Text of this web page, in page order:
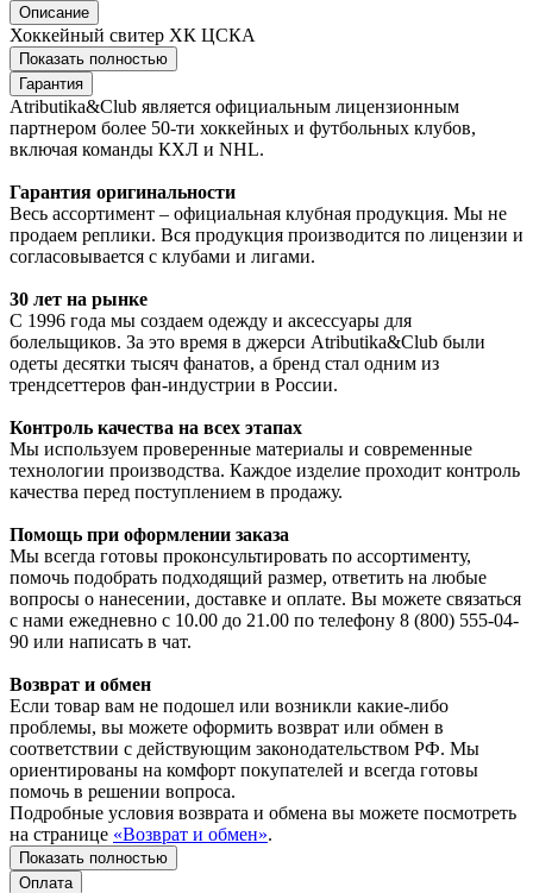
Описание
Хоккейный свитер ХК ЦСКА
Показать полностью
Гарантия
Atributika&Club является официальным лицензионным
партнером более 50-ти хоккейных и футбольных клубов,
включая команды КХЛ и NHL.
Гарантия оригинальности
Весь ассортимент – официальная клубная продукция. Мы не
продаем реплики. Вся продукция производится по лицензии и
согласовывается с клубами и лигами.
30 лет на рынке
С 1996 года мы создаем одежду и аксессуары для
болельщиков. За это время в джерси Atributika&Club были
одеты десятки тысяч фанатов, а бренд стал одним из
трендсеттеров фан-индустрии в России.
Контроль качества на всех этапах
Мы используем проверенные материалы и современные
технологии производства. Каждое изделие проходит контроль
качества перед поступлением в продажу.
Помощь при оформлении заказа
Мы всегда готовы проконсультировать по ассортименту,
помочь подобрать подходящий размер, ответить на любые
вопросы о нанесении, доставке и оплате. Вы можете связаться
с нами ежедневно с 10.00 до 21.00 по телефону 8 (800) 555-04-
90 или написать в чат.
Возврат и обмен
Если товар вам не подошел или возникли какие-либо
проблемы, вы можете оформить возврат или обмен в
соответствии с действующим законодательством РФ. Мы
ориентированы на комфорт покупателей и всегда готовы
помочь в решении вопроса.
Подробные условия возврата и обмена вы можете посмотреть
на странице «Возврат и обмен».
Показать полностью
Оплата